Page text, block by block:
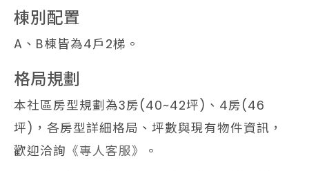
棟別配置
A、B棟皆為4戶2梯。
格局規劃
本社區房型規劃為3房(40~42坪)、4房(46
坪)，各房型詳細格局、坪數與現有物件資訊，
歡迎洽詢 《專人客服》 。